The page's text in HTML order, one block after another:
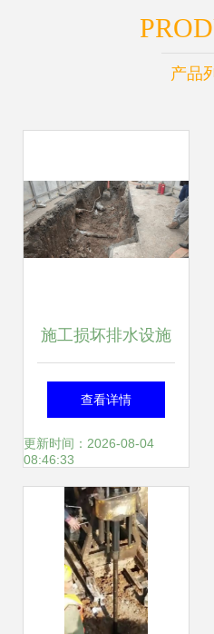
产品
施工损坏排水设施
长春执法人员从严
查处
查看详情
更新时间：2026-08-04
08:46:33